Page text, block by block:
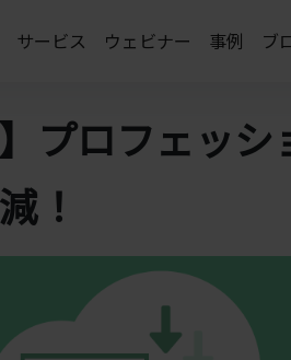
サービス ウェビナー 事例 ブ
プロフェッ
！